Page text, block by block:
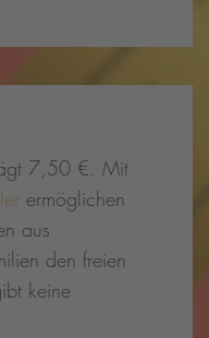
7,50 €. Mit
ermöglichen
aus
den freien
keine